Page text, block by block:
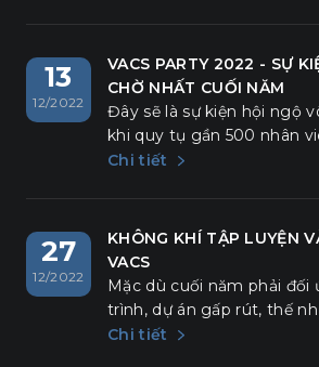
gây ra sự nhầm lẫn.
13
12/2022
VACS PARTY 2022 - SỰ
CHỜ NHẤT CUỐI NĂM
Đây sẽ là sự kiện hội ngộ
khi quy tụ gần 500 nhân
khắp cả nước tham dự.
công phu, xuyên suốt
chức. Chính vì vậy, dù bỏ
nào đều vô cùng đáng
Chi tiết
27
12/2022
KHÔNG KHÍ TẬP LUYỆN
VACS
Mặc dù cuối năm phải đối
trình, dự án gấp rút, thế
của chúng ta vẫn tranh
Chi tiết